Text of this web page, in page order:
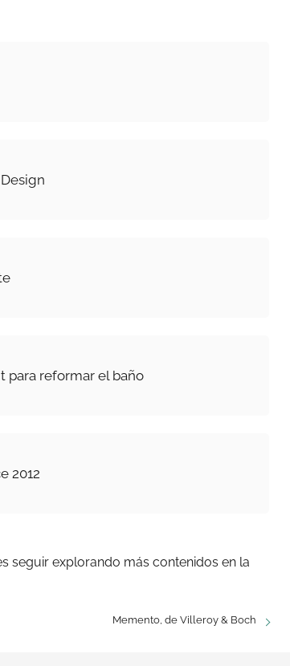
para reformar el baño
2012
seguir explorando más contenidos en la
Memento, de Villeroy & Boch